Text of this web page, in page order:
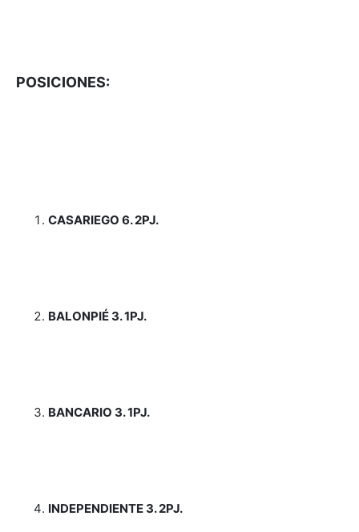
POSICIONES:
CASARIEGO 6. 2PJ.
BALONPIÉ 3. 1PJ.
BANCARIO 3. 1PJ.
INDEPENDIENTE 3. 2PJ.